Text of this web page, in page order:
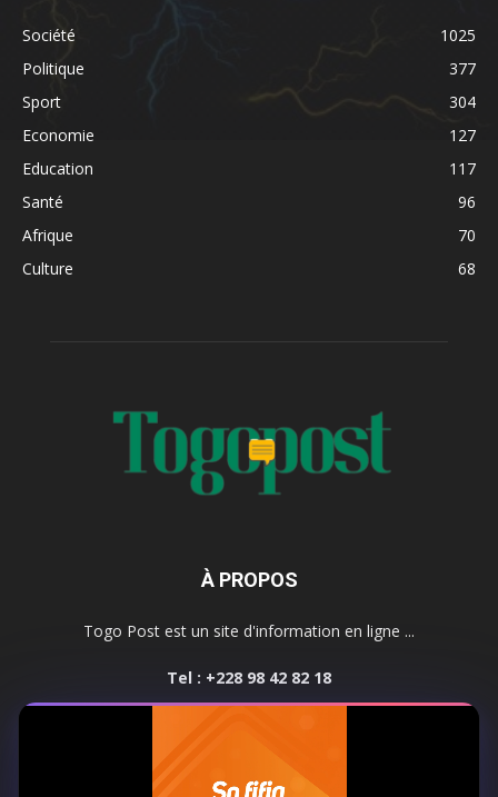
Société
1025
Politique
377
Sport
304
Economie
127
Education
117
Santé
96
Afrique
70
Culture
68
À PROPOS
Togo Post est un site d'information en ligne ...
Tel : +228 98 42 82 18